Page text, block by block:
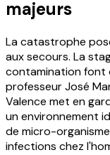
majeurs
La catastrophe
aux secours. La
contamination font
professeur José
Valence met en
un environnement
de micro-
infections chez